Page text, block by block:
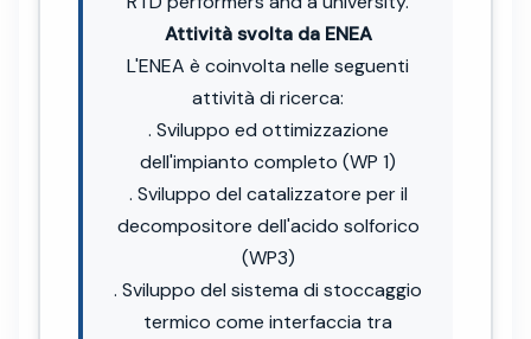
Attività svolta da ENEA
L'ENEA è coinvolta nelle seguenti
attività di ricerca:
. Sviluppo ed ottimizzazione
dell'impianto completo (WP 1)
. Sviluppo del catalizzatore per il
decompositore dell'acido solforico
(WP3)
. Sviluppo del sistema di stoccaggio
termico come interfaccia tra